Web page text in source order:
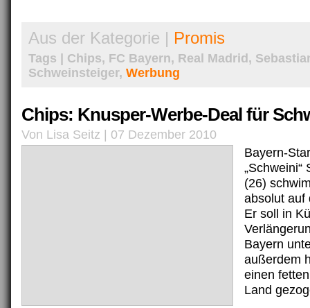
Aus der Kategorie | Promis
Tags | Chips, FC Bayern, Real Madrid,
Schweinsteiger, Werbung
Chips: Knusper-Werbe-Deal für
Von Lisa Seitz | 07 Dezember 2010
Bayern-
„Schweini“
(26)
absolut auf
Er soll in
Bayern
außerdem
einen
Land